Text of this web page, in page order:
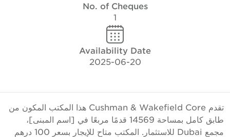
No. of Cheques
Availability Date
2025-06-20
تقدم Cushman & Wakefield Core هذا المكتب المكون من
طابق كامل بمساحة 14569 قدمًا مربعًا في [اسم المبنى]،
مجمع Dubai للاستثمار. المكتب متاح للإيجار بسعر 100 درهم